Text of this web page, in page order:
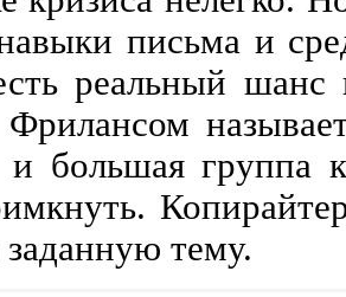
письма и
реальный шанс
и большая группа
заданную тему.